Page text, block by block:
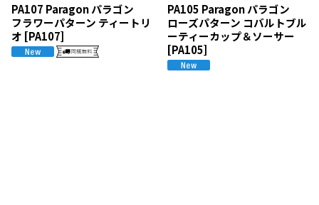
PA107 Paragon パラゴン
フラワーパターン ティートリ
オ [PA107]
PA105 Paragon パラゴン
ローズパターン コバルトブル
ーティーカップ＆ソーサー
[PA105]